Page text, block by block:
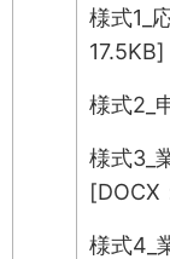
様式1_
17.5KB]
様式2_
様式3_
[DOCX
様式4_